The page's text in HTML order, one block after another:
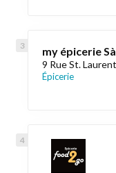
my épicerie
9 Rue St.
Épicerie